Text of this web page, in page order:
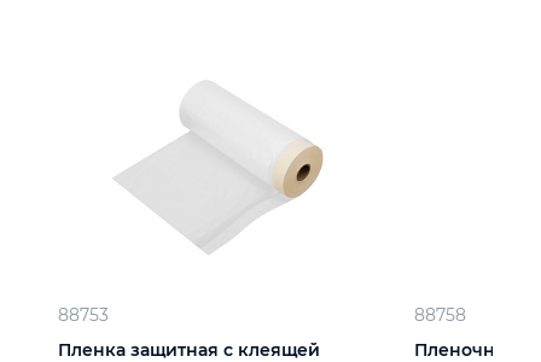
88753
Пленка защитная с клеящей
88758
Пленочная